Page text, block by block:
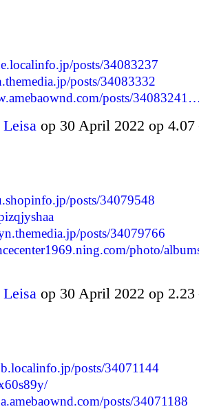
posts/34083237
posts/34083332
posts/
Leisa op 30 April 2022 op
posts/34079548
posts/34079766
photo/
Leisa op 30 April 2022 op
posts/34071144
posts/34071188